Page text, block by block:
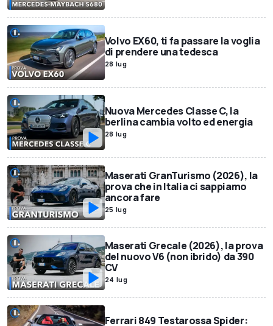
Volvo EX60, ti fa passare la voglia
di prendere una tedesca
28 lug
Nuova Mercedes Classe C, la
berlina cambia volto ed energia
28 lug
Maserati GranTurismo (2026), la
prova che in Italia ci sappiamo
ancora fare
25 lug
Maserati Grecale (2026), la prova
del nuovo V6 (non ibrido) da 390
CV
24 lug
Ferrari 849 Testarossa Spider: